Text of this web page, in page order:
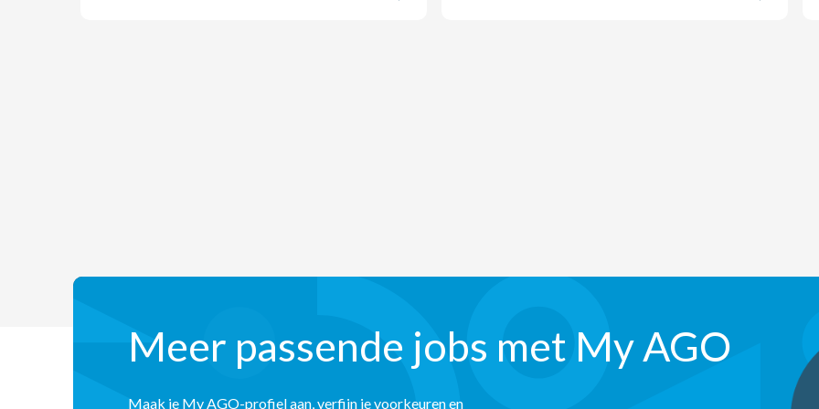
Meer passende jobs met My AGO
Maak je My AGO-profiel aan, verfijn je voorkeuren en